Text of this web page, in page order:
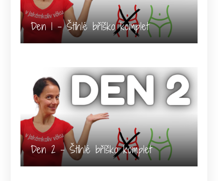
Den 1 - Štíhlé bříško komplet
Den 2 - Štíhlé bříško komplet